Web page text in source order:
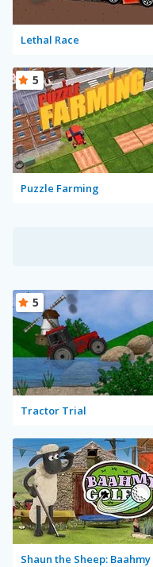
Lethal Race
Puzzle Farming
5
Tractor Trial
5